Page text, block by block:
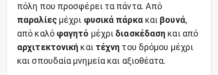
πόλη που προσφέρει τα πάντα. Από
παραλίεςμέχρι φυσικά πάρκακαι βουνά,
από καλό φαγητό μέχρι διασκέδαση και από
αρχιτεκτονική και τέχνη του δρόμου μέχρι
και σπουδαία μνημεία και αξιοθέατα.